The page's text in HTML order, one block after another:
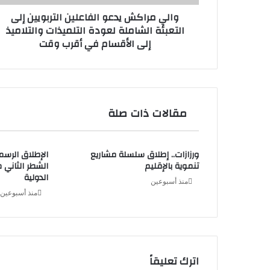
منذ أسبوع واحد
لعودة
التلميذات
والتلاميذ
والي مراكش يدعو الفاعلين التربويين إلى
التعبئة الشاملة لعودة التلميذات والتلاميذ
إلى الأقسام في أقرب وقت
مقالات ذات صلة
الإطلاق
الشطر
الدولية
منذ أسبوعين
ورزازات.. إطلاق سلسلة مشاريع
تنموية بالإقليم
منذ أسبوعين
اترك تعليقاً